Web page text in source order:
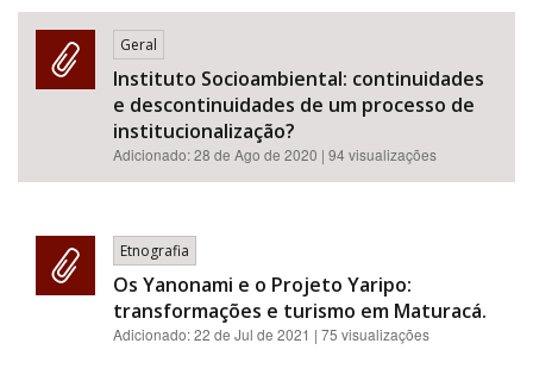
Geral
Instituto Socioambiental: continuidades
e descontinuidades de um processo de
institucionalização?
Adicionado:28 de Ago de 2020 | 94 visualizações
Etnografia
Os Yanonami e o Projeto Yaripo:
transformações e turismo em Maturacá.
Adicionado:22 de Jul de 2021 | 75 visualizações